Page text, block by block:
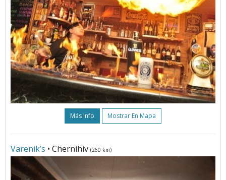
Más Info Mostrar En Mapa
Varenik’s • Chernihiv (260 km)